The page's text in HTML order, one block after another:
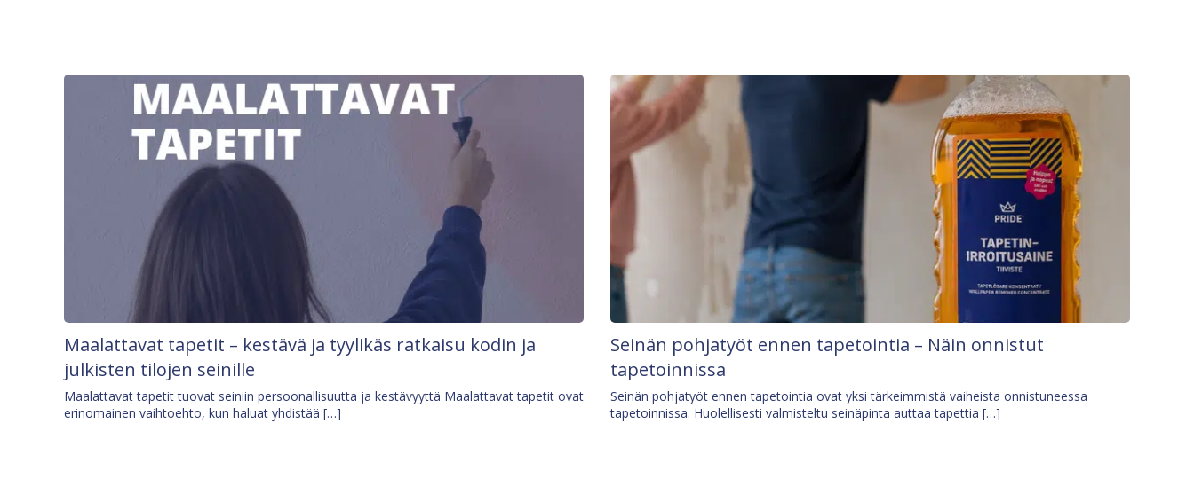
Maalattavat tapetit – kestävä ja tyylikäs ratkaisu kodin ja
julkisten tilojen seinille
Maalattavat tapetit tuovat seiniin persoonallisuutta ja kestävyyttä Maalattavat tapetit ovat
erinomainen vaihtoehto, kun haluat yhdistää […]
Seinän pohjatyöt ennen tapetointia – Näin onnistut
tapetoinnissa
Seinän pohjatyöt ennen tapetointia ovat yksi tärkeimmistä vaiheista onnistuneessa
tapetoinnissa. Huolellisesti valmisteltu seinäpinta auttaa tapettia […]